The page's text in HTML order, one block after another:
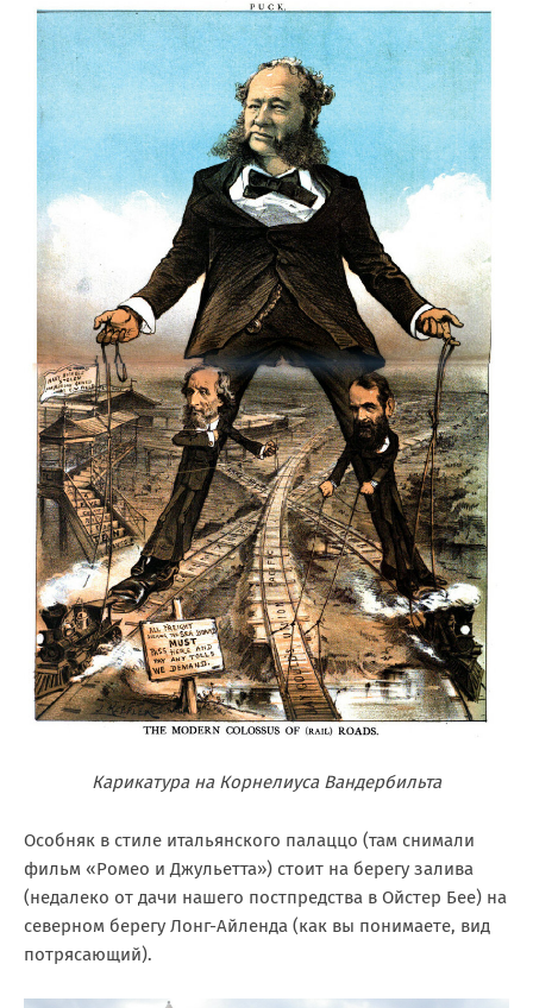
Карикатура на Корнелиуса Вандербильта
Особняк в стиле итальянского палаццо (там снимали
фильм «Ромео и Джульетта») стоит на берегу залива
(недалеко от дачи нашего постпредства в Ойстер Бее) на
северном берегу Лонг-Айленда (как вы понимаете, вид
потрясающий).